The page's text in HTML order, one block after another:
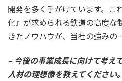
開発を多く手がけています。こ
化』が求められる鉄道の高度な
きたノウハウが、当社の強みの
– 今後の事業成長に向けて考え
人材の理想像を教えてください。